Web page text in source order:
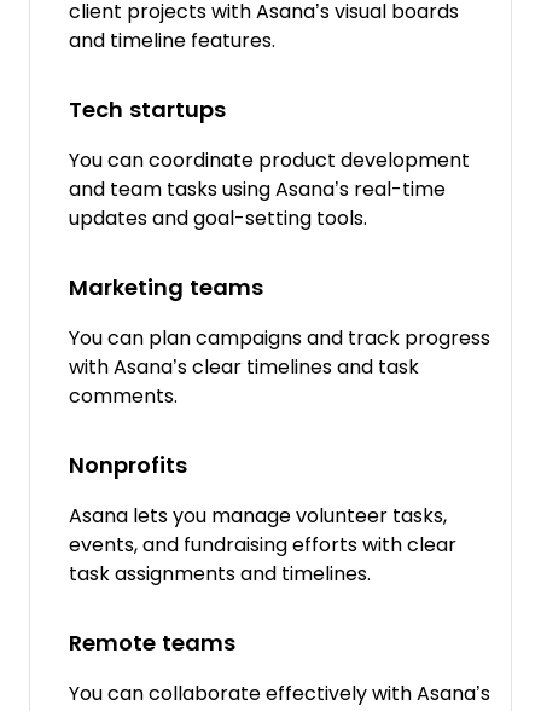
client projects with Asana’s visual boards
and timeline features.
Tech startups
You can coordinate product development
and team tasks using Asana’s real-time
updates and goal-setting tools.
Marketing teams
You can plan campaigns and track progress
with Asana’s clear timelines and task
comments.
Nonprofits
Asana lets you manage volunteer tasks,
events, and fundraising efforts with clear
task assignments and timelines.
Remote teams
You can collaborate effectively with Asana’s